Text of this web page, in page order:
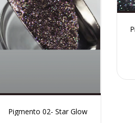
Pigmento 02- Star Glow